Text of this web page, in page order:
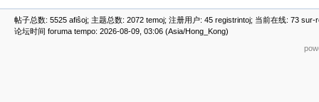
帖子总数: 5525 afiŝoj; 主题总数: 2072 temoj; 注册用户: 45 registrintoj; 当前在线: 73
论坛时间 foruma tempo: 2026-08-09, 03:06 (Asia/Hong_Kong)